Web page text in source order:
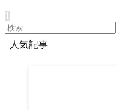
1
人気記事